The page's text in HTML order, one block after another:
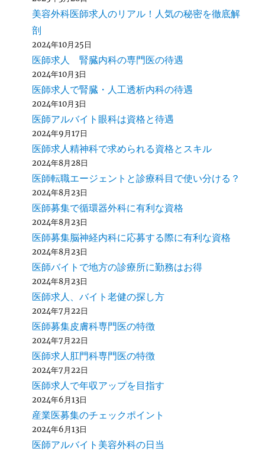
美容外科医師求人のリアル！人気の秘密を徹底解
剖
2024年10月25日
医師求人 腎臓内科の専門医の待遇
2024年10月3日
医師求人で腎臓・人工透析内科の待遇
2024年10月3日
医師アルバイト眼科は資格と待遇
2024年9月17日
医師求人精神科で求められる資格とスキル
2024年8月28日
医師転職エージェントと診療科目で使い分ける？
2024年8月23日
医師募集で循環器外科に有利な資格
2024年8月23日
医師募集脳神経内科に応募する際に有利な資格
2024年8月23日
医師バイトで地方の診療所に勤務はお得
2024年8月23日
医師求人、バイト老健の探し方
2024年7月22日
医師募集皮膚科専門医の特徴
2024年7月22日
医師求人肛門科専門医の特徴
2024年7月22日
医師求人で年収アップを目指す
2024年6月13日
産業医募集のチェックポイント
2024年6月13日
医師アルバイト美容外科の日当